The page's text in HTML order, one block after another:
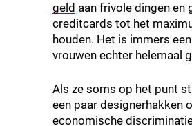
geld aan frivole dingen en
creditcards tot het
houden. Het is immers
vrouwen echter helemaal
Als ze soms op het punt
een paar designerhakken
economische